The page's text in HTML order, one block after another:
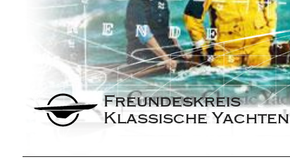
Freundeskreis
Klassische Yachten